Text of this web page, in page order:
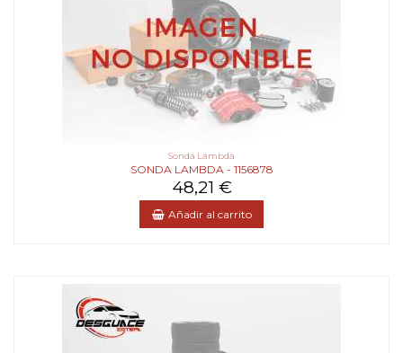
Sonda Lambda
SONDA LAMBDA - 1156878
48,21 €
Añadir al carrito